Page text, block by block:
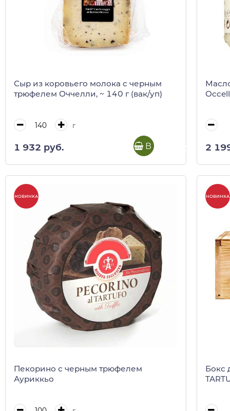
Сыр из коровьего молока с черным
трюфелем Оччелли, ~ 140 г (вак/уп)
г
1 932 руб. В корзину 2
НОВИНКА
Пекорино с черным трюфелем
Ауриккьо
НОВИНКА
Бокс